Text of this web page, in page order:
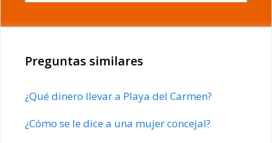
Preguntas similares
¿Qué dinero llevar a Playa del Carmen?
¿Cómo se le dice a una mujer concejal?